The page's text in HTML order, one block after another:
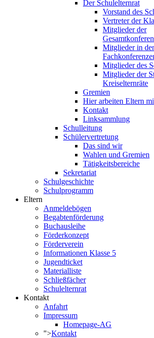
Der Schulelternrat
Vorstand des
Vertreter der
Mitglieder der
Mitglieder in
Mitglieder des
Mitglieder der
Kreiselternräte
Gremien
Hier arbeiten Eltern
Kontakt
Linksammlung
Schulleitung
Schülervertretung
Das sind wir
Wahlen und Gremien
Tätigkeitsbereiche
Sekretariat
Schulgeschichte
Schulprogramm
Eltern
Anmeldebögen
Begabtenförderung
Buchausleihe
Förderkonzept
Förderverein
Informationen Klasse 5
Jugendticket
Materialliste
Schließfächer
Schulelternrat
Kontakt
Anfahrt
Impressum
Homepage-AG
">Kontakt